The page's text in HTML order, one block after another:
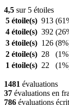
4,5 sur 5 étoiles
5 étoile(s) 913
4 étoile(s) 392
3 étoile(s) 126
2 étoile(s) 28
1 étoile(s) 22
1481 évaluations
37 évaluations en
786 évaluations